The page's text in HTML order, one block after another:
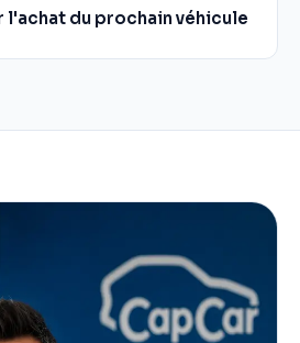
l'achat du prochain véhicule